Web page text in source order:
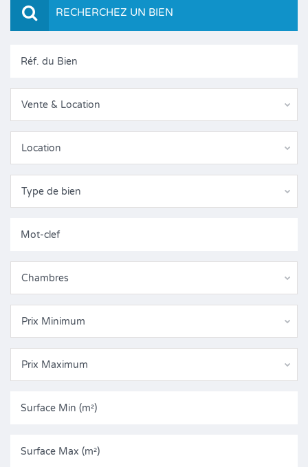
RECHERCHEZ UN BIEN
Vente & Location
Location
Type de bien
Chambres
Prix Minimum
Prix Maximum